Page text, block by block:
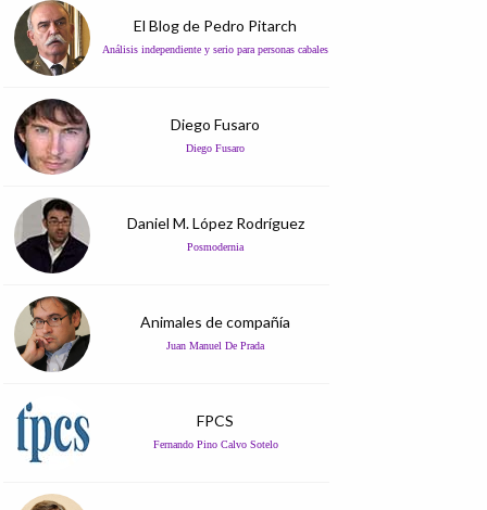
El Blog de Pedro Pitarch
Análisis independiente y serio para personas cabales
Diego Fusaro
Diego Fusaro
Daniel M. López Rodríguez
Posmodernia
Animales de compañía
Juan Manuel De Prada
FPCS
Fernando Pino Calvo Sotelo